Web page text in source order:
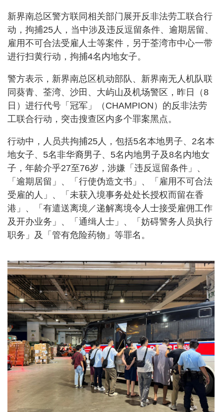
新界南总区警方联同相关部门展开反非法劳工联合行
动，拘捕25人，当中涉及违反逗留条件、逾期居留、
雇用不可合法受雇人士等案件，另于荃湾市中心一带
进行扫黄行动，拘捕4名内地女子。
警方表示，新界南总区机动部队、新界南无人机队联
同葵青、荃湾、沙田、大屿山及机场警区，昨日（8
日）进行代号「冠军」（CHAMPION）的反非法劳
工联合行动，突击搜查区内多个罪案黑点。
行动中，人员共拘捕25人，包括5名本地男子、2名本
地女子、5名非华裔男子、5名内地男子及8名内地女
子，年龄介乎27至76岁，涉嫌「违反逗留条件」、
「逾期居留」、「行使伪造文书」、「雇用不可合法
受雇的人」、「未获入境事务处处长授权而留在香
港」、「有遣送离境／递解离境令人士接受雇佣工作
及开办业务」、「通缉人士」、「妨碍警务人员执行
职务」及「管有危险药物」等罪名。